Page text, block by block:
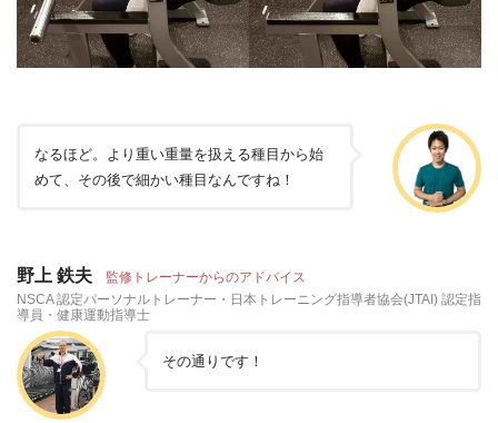
なるほど。より重い重量を扱える種目から始
めて、その後で細かい種目なんですね！
野上 鉄夫 監修トレーナーからのアドバイス
NSCA 認定パーソナルトレーナー・日本トレーニング指導者協会(JTAI) 認定指
導員・健康運動指導士
その通りです！